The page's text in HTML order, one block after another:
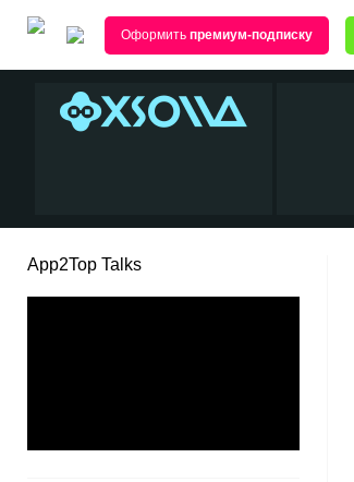
Оформить премиум-подписку
App2Top Talks